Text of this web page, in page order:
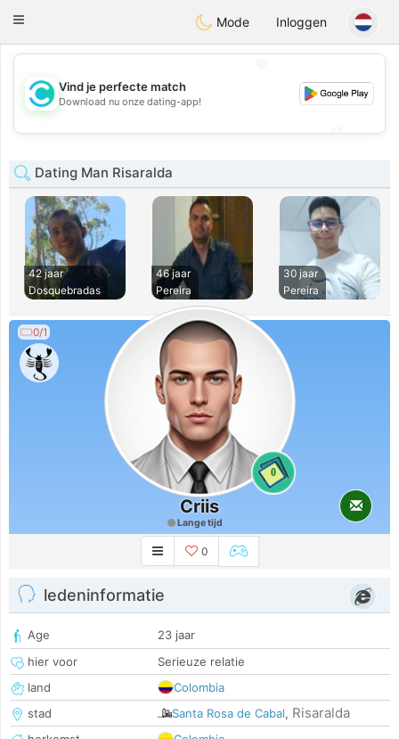
olombiaCitas
Toggle
Mode Inloggen
💖
💕
Vind je perfecte match
Download nu onze dating-app!
Dating Man Risaralda
42 jaar
Dosquebradas
46 jaar
Pereira
30 jaar
Pereira
0/1
0
Criis
Lange tijd
0
ledeninformatie
Age
23 jaar
hier voor
Serieuze relatie
land
Colombia
stad
Santa Rosa de Cabal, Risaralda